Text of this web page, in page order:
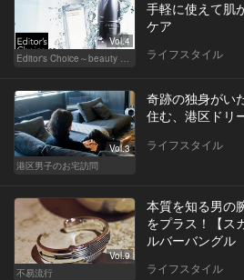
Vol.4
手軽に使えて肌
ケア
ライフスタイル
Vol.3
港区男子のお宅訪問
奇跡の独身がい
住む、港区ドリ
ライフスタイル
Vol.9
不易流行
本質を知る男の
をプラス！【ス
ルバーバングル
ライフスタイル